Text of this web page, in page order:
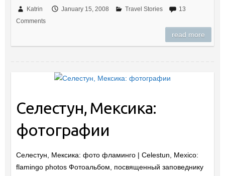
Katrin January 15, 2008 Travel Stories
13
Comments
read more
Селестун, Мексика:
фотографии
Селестун, Мексика: фото фламинго | Celestun, Mexico:
flamingo photos Фотоальбом, посвященный заповеднику